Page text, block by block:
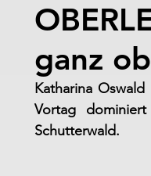
ganz
Katharina
Vortag
Schutterwald.